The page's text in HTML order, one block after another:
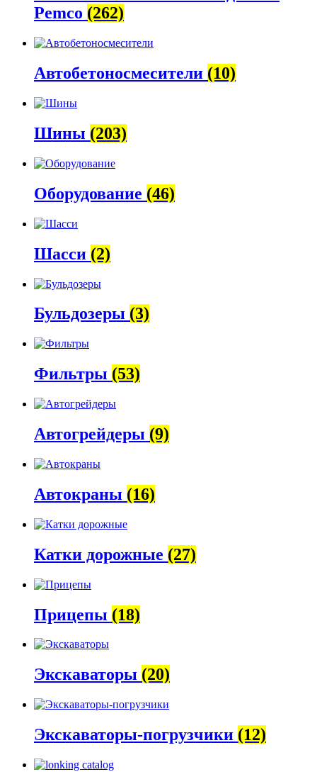
Pemco (262)
Автобетоно­смесители (10)
Шины (203)
Оборудование (46)
Шасси (2)
Бульдозеры (3)
Фильтры (53)
Автогрейдеры (9)
Автокраны (16)
Катки дорожные (27)
Прицепы (18)
Экскаваторы (20)
Экскаваторы-погрузчики (12)